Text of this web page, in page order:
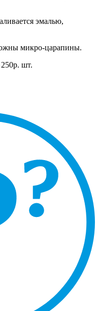
эмалью,
микро-царапины.
шт.